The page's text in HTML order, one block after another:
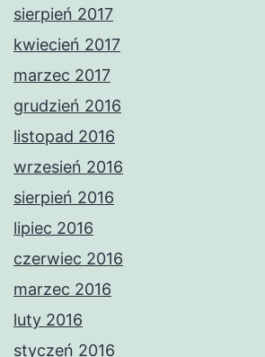
sierpień 2017
kwiecień 2017
marzec 2017
grudzień 2016
listopad 2016
wrzesień 2016
sierpień 2016
lipiec 2016
czerwiec 2016
marzec 2016
luty 2016
styczeń 2016